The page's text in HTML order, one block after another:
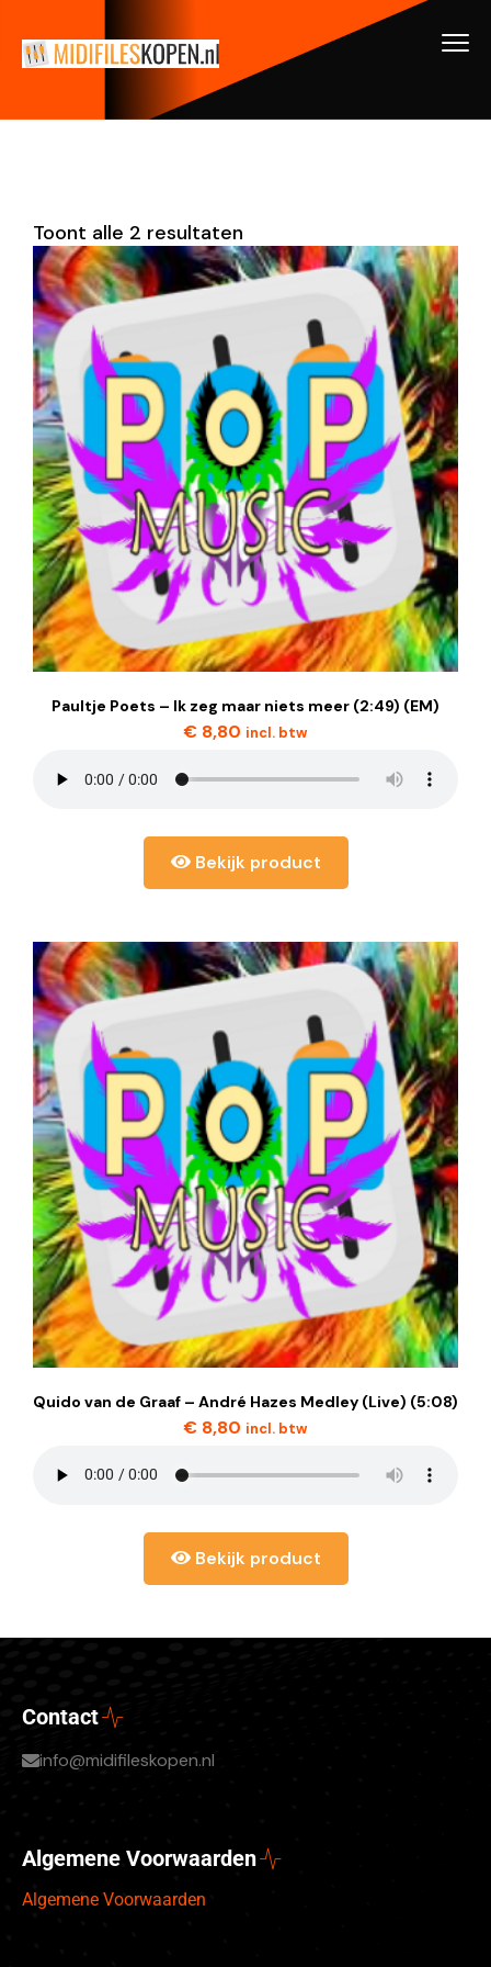
Toont alle 2 resultaten
Paultje Poets – Ik zeg maar niets meer (2:49) (EM)
€ 8,80 incl. btw
Bekijk product
Quido van de Graaf – André Hazes Medley (Live) (5:08)
€ 8,80 incl. btw
Bekijk product
Contact
info@midifileskopen.nl
Algemene Voorwaarden
Algemene Voorwaarden